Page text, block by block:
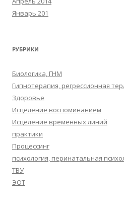
Январь 201
РУБРИКИ
Биологика, ГНМ
Гипнотерапия, регрессионная
Здоровье
Исцеление воспоминанием
Исцеление временных линий
практики
Процессинг
психология, перинатальная
ТВУ
ЭОТ